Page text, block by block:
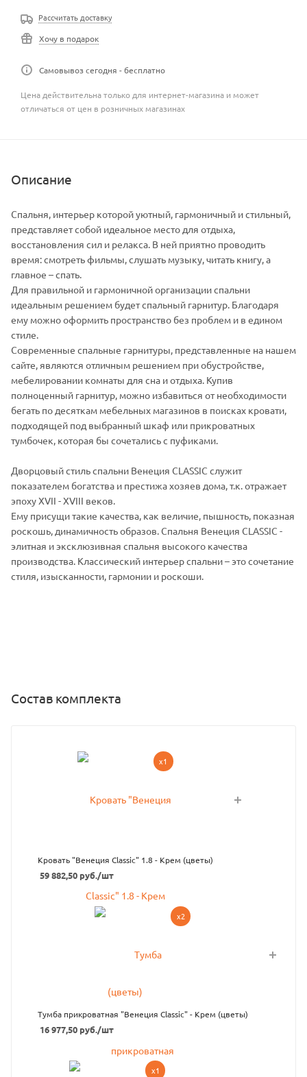
Рассчитать доставку
Хочу в подарок
Самовывоз сегодня - бесплатно
Цена действительна только для интернет-магазина и может
отличаться от цен в розничных магазинах
Описание
Спальня, интерьер которой уютный, гармоничный и стильный,
представляет собой идеальное место для отдыха,
восстановления сил и релакса. В ней приятно проводить
время: смотреть фильмы, слушать музыку, читать книгу, а
главное – спать.
Для правильной и гармоничной организации спальни
идеальным решением будет спальный гарнитур. Благодаря
ему можно оформить пространство без проблем и в едином
стиле.
Современные спальные гарнитуры, представленные на нашем
сайте, являются отличным решением при обустройстве,
мебелировании комнаты для сна и отдыха. Купив
полноценный гарнитур, можно избавиться от необходимости
бегать по десяткам мебельных магазинов в поисках кровати,
подходящей под выбранный шкаф или прикроватных
тумбочек, которая бы сочетались с пуфиками.
Дворцовый стиль спальни Венеция CLASSIC служит
показателем богатства и престижа хозяев дома, т.к. отражает
эпоху XVII - XVIII веков.
Ему присущи такие качества, как величие, пышность, показная
роскошь, динамичность образов. Спальня Венеция CLASSIC -
элитная и эксклюзивная спальня высокого качества
производства. Классический интерьер спальни – это сочетание
стиля, изысканности, гармонии и роскоши.
Состав комплекта
x1
Кровать "Венеция Сlassic" 1.8 - Крем (цветы)
59 882,50руб./шт
x2
Тумба прикроватная "Венеция Classic" - Крем (цветы)
16 977,50руб./шт
x1